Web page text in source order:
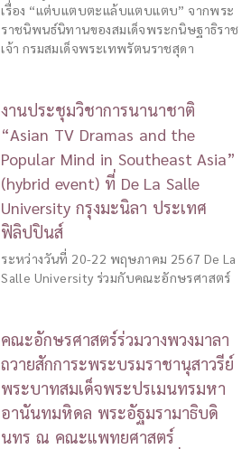
เรื่อง “แต่บแตบตะแล้บแตบแตบ” จากพระ
ราชนิพนธ์นิทานของสมเด็จพระกนิษฐาธิราช
เจ้า กรมสมเด็จพระเทพรัตนราชสุดา
งานประชุมวิชาการนานาชาติ
“Asian TV Dramas and the
Popular Mind in Southeast Asia”
(hybrid event) ที่ De La Salle
University กรุงมะนิลา ประเทศ
ฟิลิปปินส์
ระหว่างวันที่ 20-22 พฤษภาคม 2567 De La
Salle University ร่วมกับคณะอักษรศาสตร์
คณะอักษรศาสตร์ร่วมวางพวงมาลา
ถวายสักการะพระบรมราชานุสาวรีย์
พระบาทสมเด็จพระปรเมนทรมหา
อานันทมหิดล พระอัฐมรามาธิบดิ
นทร ณ คณะแพทยศาสตร์